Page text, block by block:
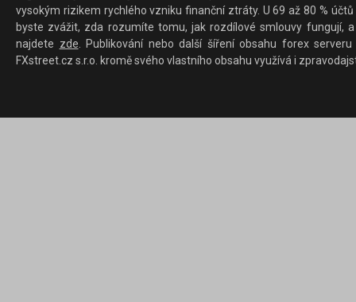
vysokým rizikem rychlého vzniku finanční ztráty. U 69 až 80 %
byste zvážit, zda rozumíte tomu, jak rozdílové smlouvy fungují,
najdete zde. Publikování nebo další šíření obsahu forex
FXstreet.cz s.r.o. kromě svého vlastního obsahu využívá i